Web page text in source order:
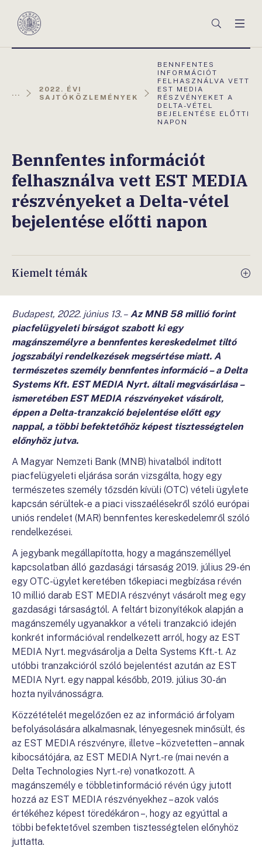
Magyar
Keresés
...
2022. ÉVI
SAJTÓKÖZLEMÉNYEK
AKTUÁLIS
OLDAL:
BENNFENTES
INFORMÁCIÓT
FELHASZNÁLVA VETT
EST MEDIA
RÉSZVÉNYEKET A
DELTA-VÉTEL
BEJELENTÉSE ELŐTTI
NAPON
Bennfentes információt
felhasználva vett EST MEDIA
részvényeket a Delta-vétel
bejelentése előtti napon
Kiemelt témák
Budapest, 2022. június 13. – Az MNB 58 millió forint
piacfelügyeleti bírságot szabott ki egy
magánszemélyre a bennfentes kereskedelmet tiltó
jogszabályi rendelkezések megsértése miatt. A
természetes személy bennfentes információ – a Delta
Systems Kft. EST MEDIA Nyrt. általi megvásárlása –
ismeretében EST MEDIA részvényeket vásárolt,
éppen a Delta-tranzakció bejelentése előtt egy
nappal, a többi befektetőhöz képest tisztességtelen
előnyhöz jutva.
A Magyar Nemzeti Bank (MNB) hivatalból indított
piacfelügyeleti eljárása során vizsgálta, hogy egy
természetes személy tőzsdén kívüli (OTC) vételi ügylete
kapcsán sérültek-e a piaci visszaélésekről szóló európai
uniós rendelet (MAR) bennfentes kereskedelemről szóló
rendelkezései.
A jegybank megállapította, hogy a magánszeméllyel
kapcsolatban álló gazdasági társaság 2019. július 29-én
egy OTC-ügylet keretében tőkepiaci megbízása révén
10 millió darab EST MEDIA részvényt vásárolt meg egy
gazdasági társaságtól. A feltárt bizonyítékok alapján a
magánszemély ugyanakkor a vételi tranzakció idején
konkrét információval rendelkezett arról, hogy az EST
MEDIA Nyrt. megvásárolja a Delta Systems Kft.-t. Az
utóbbi tranzakcióról szóló bejelentést azután az EST
MEDIA Nyrt. egy nappal később, 2019. július 30-án
hozta nyilvánosságra.
Közzétételét megelőzően ez az információ árfolyam
befolyásolására alkalmasnak, lényegesnek minősült, és
az EST MEDIA részvényre, illetve – közvetetten – annak
kibocsátójára, az EST MEDIA Nyrt.-re (mai nevén a
Delta Technologies Nyrt.-re) vonatkozott. A
magánszemély e többletinformáció révén úgy jutott
hozzá az EST MEDIA részvényekhez – azok valós
értékéhez képest töredékáron –, hogy az egyúttal a
többi befektetővel szemben tisztességtelen előnyhöz
juttatta.